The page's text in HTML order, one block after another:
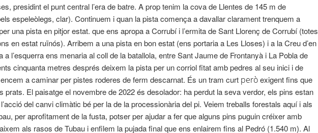
presidint el punt central l’era de batre. A prop tenim la cova de Llentes de 145 m de
espeleòlegs, clar). Continuem i quan la pista comença a davallar clarament trenquem a
una pista en pitjor estat.queens apropa a Corrubí i l’ermita de Sant Llorenç de Corrubí (totes
en estat ruïnós). Arribem a una pista en bon estat (ens portaria a Les Lloses) i a la Creu d’en
a l’esquerra ens menaria al coll de la batallola, entre Sant Jaume de Frontanyà i La Pobla de
cinquanta metres després deixem la pista per un corriol fitat amb pedres al seu inici i de
a caminar per pistes roderes de ferm descarnat. És un tram curt peròexigent fins que
prats. El paisatge el novembre de 2022 és desolador: ha perdut la seva verdor, els pins estan
del canvi climàtic bé per la de la processionària del pi. Veiem treballs forestals aquí i als
per aprofitament de la fusta, potser per ajudar a fer que alguns pins puguin créixer amb
als rasos de Tubau i enfilem la pujada final que ens enlairem fins al Pedró (1.540 m). Al